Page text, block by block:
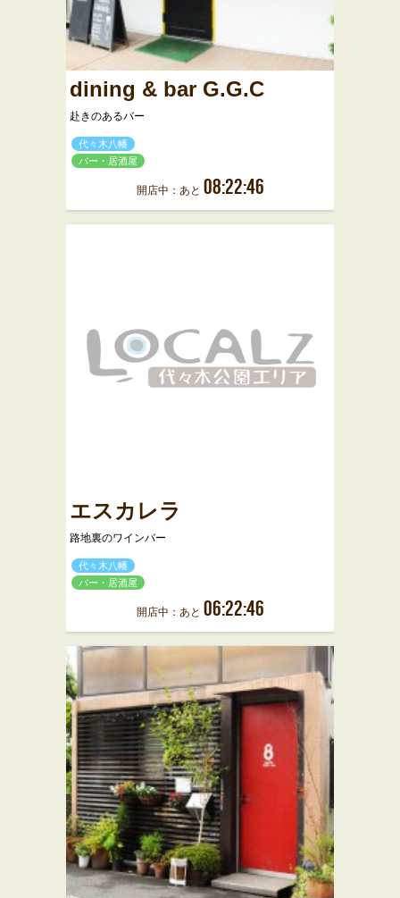
dining & bar G.G.C
赴きのあるバー
代々木八幡
バー・居酒屋
開店中：あと 08:22:46
エスカレラ
路地裏のワインバー
代々木八幡
バー・居酒屋
開店中：あと 06:22:46